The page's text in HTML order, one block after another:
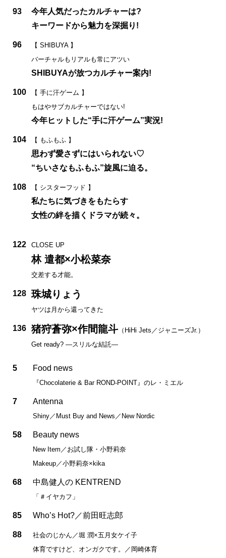
93
今年人気だったカルチャーは?
キーワードから魅力を深掘り!
96
【 SHIBUYA 】
バーチャルもリアルも常にアツい
SHIBUYAが放つカルチャー案内!
100
【 手に汗ゲーム 】
もはやサブカルチャーではない!
今年ヒットした“手に汗ゲーム”実況!
104 【 もふもふ 】
思わず愛さずにはいられない♡
“ちいさなもふもふ”旋風に迫る。
108 【 シスターフッド 】
私たちに気づきをもたらす
女性の絆を描くドラマが続々。
122 CLOSE UP
林 遣都×小松菜奈
交差する才能。
128 珠城りょう
ヤツは月から還ってきた
136 猪狩蒼弥×作間龍斗（HiHi Jets／ジャニーズJr.）
Get ready? —スリルな結託—
5 Food news
『Chocolaterie & Bar ROND-POINT』のレ・ミエル
7 Antenna
Shiny／Must Buy and News／New Nordic
58 Beauty news
New Item／お試し隊・小野莉奈
Makeup／小野莉奈×kika
68 中島健人の KENTREND
「＃イヤカフ」
85 Who’s Hot?／前田旺志郎
88
社会のじかん／堀 潤×五月女ケイ子
体育ですけど、オンガクです。／岡崎体育